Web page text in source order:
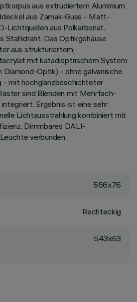
aus extrudiertem Aluminium
aus Zamak-Guss - Matt-
Lichtquellen aus Polkarbonat.
Stahldraht. Das Optikgehäuse
aus strukturiertem,
mit katadioptrischem System
Optik) - ohne galvanische
- mit hochglanzbeschichteter
sind Blenden mit Mehrfach-
Ergebnis ist eine sehr
Lichtausstrahlung kombiniert mit
Dimmbares DALI-
verbunden.
556x76
Rechteckig
543x63